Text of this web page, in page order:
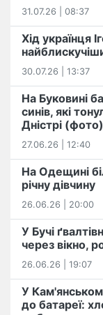
31.07.26 | 08:37
Хід українця
30.07.26 | 13:37
На Буковині
синів, які
Дністрі (фото)
27.06.26 | 12:40
На Одещині
річну дівчину
26.06.26 | 20:00
У Бучі
через вікно,
26.06.26 | 19:07
У
до батареї: